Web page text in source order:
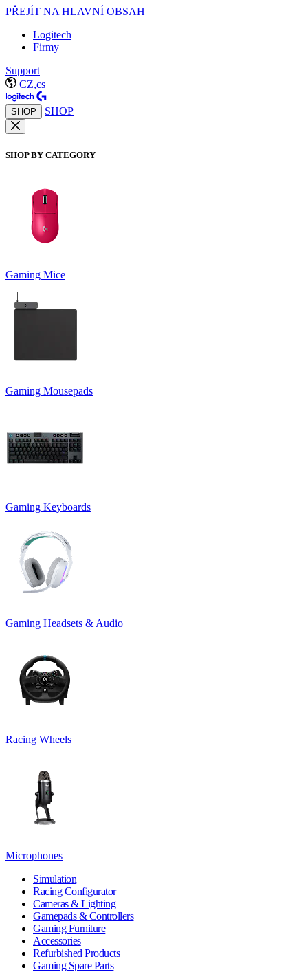
PŘEJÍT NA HLAVNÍ OBSAH
Logitech
Firmy
Support
CZ,cs
SHOP SHOP
SHOP BY CATEGORY
Gaming Mice
Gaming Mousepads
Gaming Keyboards
Gaming Headsets & Audio
Racing Wheels
Microphones
Simulation
Racing Configurator
Cameras & Lighting
Gamepads & Controllers
Gaming Furniture
Accessories
Refurbished Products
Gaming Spare Parts